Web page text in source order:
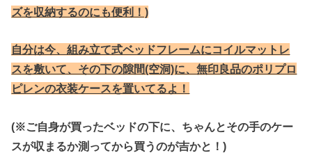
ズを収納するのにも便利！)
自分は今、組み立て式ベッドフレームにコイルマットレ
スを敷いて、その下の隙間(空洞)に、無印良品のポリプロ
ピレンの衣装ケースを置いてるよ！
(※ご自身が買ったベッドの下に、ちゃんとその手のケー
スが収まるか測ってから買うのが吉かと！)